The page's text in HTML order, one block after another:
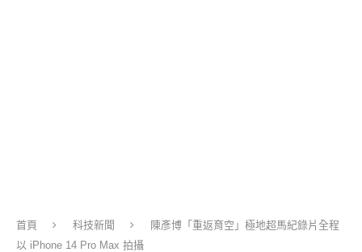
首頁 科技新聞
陳彥博「重返育空」極地超馬紀錄片全程
以 iPhone 14 Pro Max 拍攝